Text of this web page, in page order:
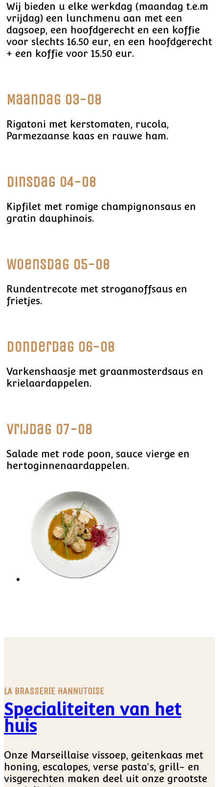
Wij bieden u elke werkdag (maandag t.e.m
vrijdag) een lunchmenu aan met een
dagsoep, een hoofdgerecht en een koffie
voor slechts 16.50 eur, en een hoofdgerecht
+ een koffie voor 15.50 eur.
Maandag 03-08
Rigatoni met kerstomaten, rucola,
Parmezaanse kaas en rauwe ham.
Dinsdag 04-08
Kipfilet met romige champignonsaus en
gratin dauphinois.
Woensdag 05-08
Rundentrecote met stroganoffsaus en
frietjes.
Donderdag 06-08
Varkenshaasje met graanmosterdsaus en
krielaardappelen.
Vrijdag 07-08
Salade met rode poon, sauce vierge en
hertoginnenaardappelen.
LA BRASSERIE HANNUTOISE
Specialiteiten van het
huis
Onze Marseillaise vissoep, geitenkaas met
honing, escalopes, verse pasta's, grill- en
visgerechten maken deel uit onze grootste